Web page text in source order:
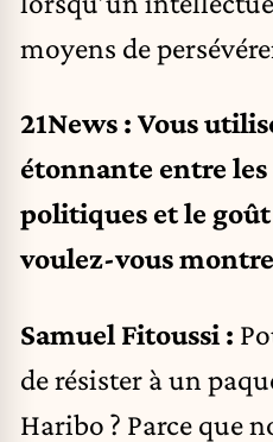
moyens de
21News : Vous
étonnante entre les
politiques et le goût
voulez-vous
Samuel Fitoussi :
de résister à un
Haribo ? Parce que